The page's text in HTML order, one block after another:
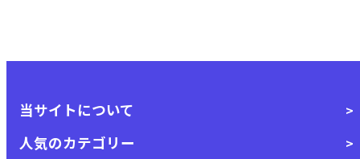
当サイトについて
人気のカテゴリー